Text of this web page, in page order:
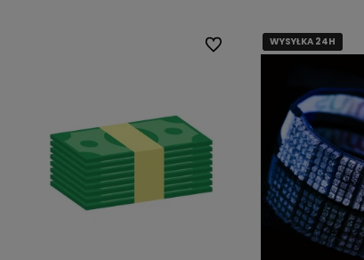
Do ulubionychWYSYŁKA 24H
WYSYŁKA 24H
WYSYŁKA 24H